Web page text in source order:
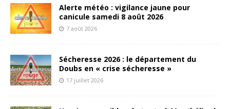
Alerte météo : vigilance jaune pour
canicule samedi 8 août 2026
7 août 2026
Sécheresse 2026 : le département du
Doubs en « crise sécheresse »
17 juillet 2026